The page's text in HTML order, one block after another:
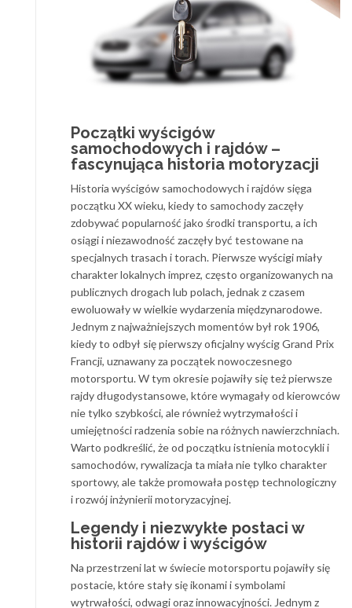
Początki wyścigów
samochodowych i rajdów –
fascynująca historia motoryzacji
Historia wyścigów samochodowych i rajdów sięga
początku XX wieku, kiedy to samochody zaczęły
zdobywać popularność jako środki transportu, a ich
osiągi i niezawodność zaczęły być testowane na
specjalnych trasach i torach. Pierwsze wyścigi miały
charakter lokalnych imprez, często organizowanych na
publicznych drogach lub polach, jednak z czasem
ewoluowały w wielkie wydarzenia międzynarodowe.
Jednym z najważniejszych momentów był rok 1906,
kiedy to odbył się pierwszy oficjalny wyścig Grand Prix
Francji, uznawany za początek nowoczesnego
motorsportu. W tym okresie pojawiły się też pierwsze
rajdy długodystansowe, które wymagały od kierowców
nie tylko szybkości, ale również wytrzymałości i
umiejętności radzenia sobie na różnych nawierzchniach.
Warto podkreślić, że od początku istnienia motocykli i
samochodów, rywalizacja ta miała nie tylko charakter
sportowy, ale także promowała postęp technologiczny
i rozwój inżynierii motoryzacyjnej.
Legendy i niezwykłe postaci w
historii rajdów i wyścigów
Na przestrzeni lat w świecie motorsportu pojawiły się
postacie, które stały się ikonami i symbolami
wytrwałości, odwagi oraz innowacyjności. Jednym z